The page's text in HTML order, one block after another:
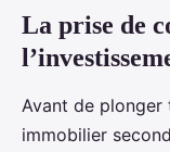
La prise de
Avant de plonger
immobilier